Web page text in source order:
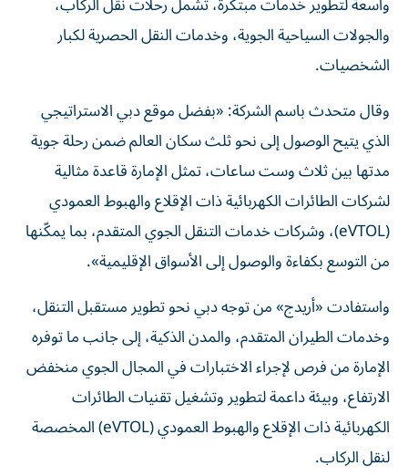
والجولات السياحية الجوية، وخدمات النقل الحصرية لكبار
الشخصيات.
وقال متحدث باسم الشركة: «بفضل موقع دبي الاستراتيجي
الذي يتيح الوصول إلى نحو ثلث سكان العالم ضمن رحلة جوية
مدتها بين ثلاث وست ساعات، تمثل الإمارة قاعدة مثالية
لشركات الطائرات الكهربائية ذات الإقلاع والهبوط العمودي
(eVTOL)، وشركات خدمات التنقل الجوي المتقدم، بما يمكّنها
من التوسع بكفاءة والوصول إلى الأسواق الإقليمية».
واستفادت «أريدج» من توجه دبي نحو تطوير مستقبل التنقل،
وخدمات الطيران المتقدم، والمدن الذكية، إلى جانب ما توفره
الإمارة من فرص لإجراء الاختبارات في المجال الجوي منخفض
الارتفاع، وبيئة داعمة لتطوير وتشغيل تقنيات الطائرات
الكهربائية ذات الإقلاع والهبوط العمودي (eVTOL) المخصصة
لنقل الركاب.